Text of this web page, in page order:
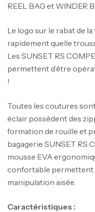
REEL BAG et WINDER
Le logo sur le rabat de
rapidement quelle
Les SUNSET RS
permettent d’être
!
Toutes les coutures
éclair possèdent des
formation de rouille et
bagagerie SUNSET RS
mousse EVA
confortable permettent
manipulation aisée.
Caractéristiques :
,
379,000
Foureau
Expanded
Bagagerie